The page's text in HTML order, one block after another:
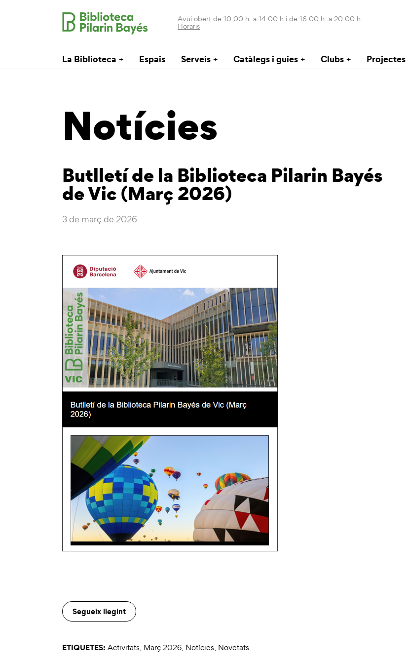
Avui obert de 10:00 h. a 14:00 h i de 16:00 h. a 20:00 h.
Horaris
La Biblioteca Espais Serveis Catàlegs i guies Clubs Projectes
Notícies
Butlletí de la Biblioteca Pilarin Bayés
de Vic (Març 2026)
3 de març de 2026
Segueix llegint
ETIQUETES: Activitats, Març 2026, Notícies, Novetats